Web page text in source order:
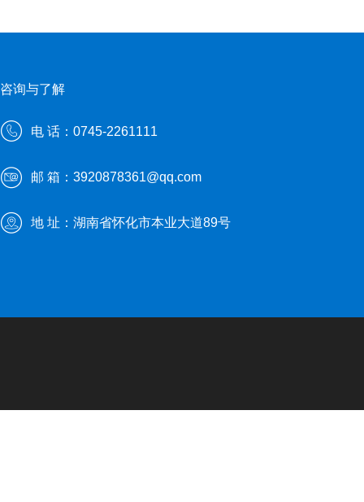
咨询与了解
电 话：0745-2261111
邮 箱：3920878361@qq.com
地 址：湖南省怀化市本业大道89号